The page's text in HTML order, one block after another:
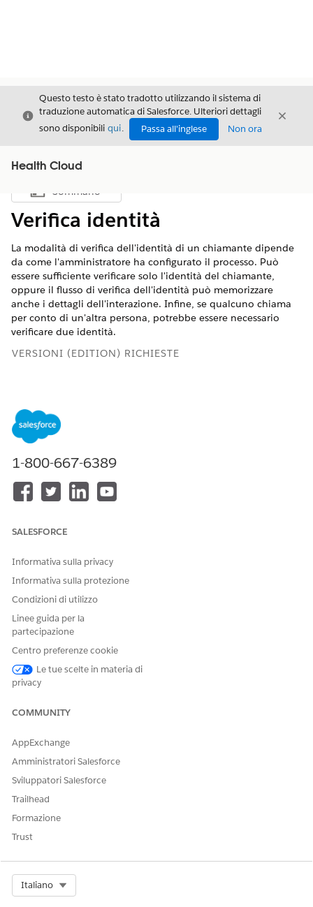
Chiudi
Questo testo è stato tradotto utilizzando il sistema di
traduzione automatica di Salesforce. Ulteriori dettagli
sono disponibili qui. Passa all'inglese Non ora
Chiudi
Health Cloud
Mostra sommario
Sommario
Verifica identità
La modalità di verifica dell'identità di un chiamante dipende
da come l'amministratore ha configurato il processo. Può
essere sufficiente verificare solo l'identità del chiamante,
oppure il flusso di verifica dell'identità può memorizzare
anche i dettagli dell'interazione. Infine, se qualcuno chiama
per conto di un'altra persona, potrebbe essere necessario
verificare due identità.
VERSIONI (EDITION) RICHIESTE
Disponibile in:
Health Cloud
Verificare l'identità di un chiamante prima di elaborare le
richieste che contengono informazioni sensibili.
Verifica di un cliente e del suo rappresentante
richieste che riguardano informazioni sensibili, e
coinvolgimento riguarda un utente diverso dal cliente, è
possibile eseguire la verifica per entrambe le persone.
QUESTO ARTICOLO HA RISOLTO IL PROBLEMA?
Facci sapere, così possiamo migliorare!
1-800-667-6389
SALESFORCE
Informativa sulla privacy
Informativa sulla protezione
Condizioni di utilizzo
Linee guida per la
partecipazione
Centro preferenze cookie
Le tue scelte in materia di
privacy
COMMUNITY
AppExchange
Amministratori Salesforce
Sviluppatori Salesforce
Trailhead
Formazione
Trust
Italiano